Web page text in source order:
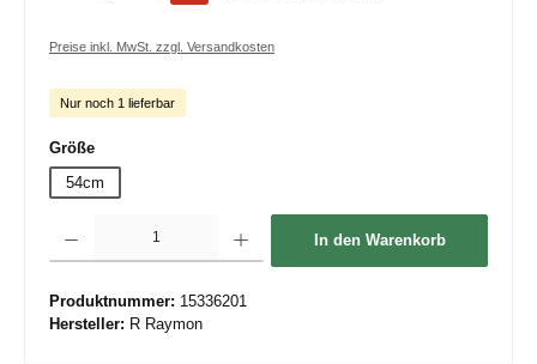
Preise inkl. MwSt. zzgl. Versandkosten
Nur noch 1 lieferbar
Größeauswählen
54cm
In den Warenkorb
Produktnummer: 15336201
Hersteller: R Raymon